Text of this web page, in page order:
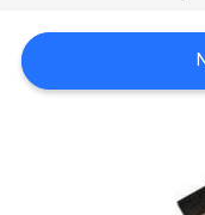
SITEMAP